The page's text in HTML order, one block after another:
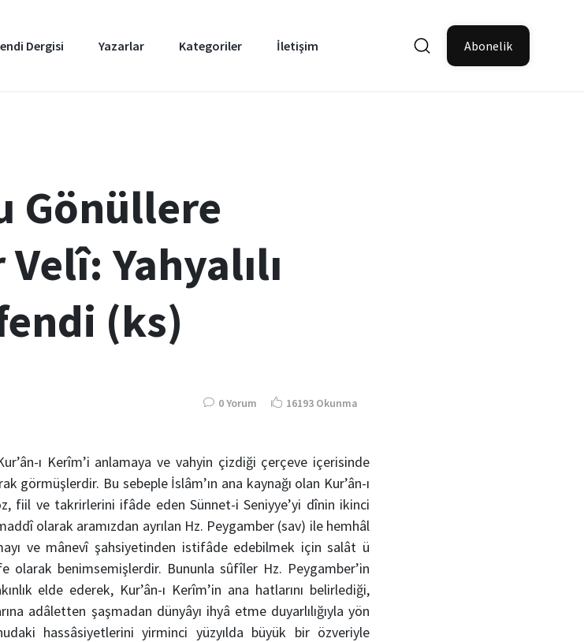
Dergisi Yazarlar Kategoriler İletişim Abonelik
Gönüllere
Yahyalılı
(ks)
0 Yorum 16193 Okunma
ı Kerîm’i anlamaya ve vahyin çizdiği çerçeve içerisinde
görmüşlerdir. Bu sebeple İslâm’ın ana kaynağı olan Kur’ân-ı
fiil ve takrirlerini ifâde eden Sünnet-i Seniyye’yi dînin ikinci
olarak aramızdan ayrılan Hz. Peygamber (sav) ile hemhâl
ve mânevî şahsiyetinden istifâde edebilmek için salât ü
olarak benimsemişlerdir. Bununla sûfîler Hz. Peygamber’in
elde ederek, Kur’ân-ı Kerîm’in ana hatlarını belirlediği,
adâletten şaşmadan dünyâyı ihyâ etme duyarlılığıyla yön
hassâsiyetlerini yirminci yüzyılda büyük bir özveriyle